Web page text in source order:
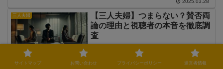
なっている人も多いようです。実際に、
日本や海外では「三人夫婦」のような関
係が存在するのか、モデルとなった実話
はあるのかを調査しました。この記事で
は、ドラマの元ネタや現実の「三人夫
婦」の可能性について詳しく解説してい
三人夫婦
【三人夫婦】つまらない？賛否両
論の理由と視聴者の本音を徹底調
査
ドラマ『三人夫婦』は「面白い！」と話
題になる一方で、一部の視聴者からは
「つまらない」という声も上がっていま
サイトマップ お問い合わせ プライバシーポリシー 運営者情報